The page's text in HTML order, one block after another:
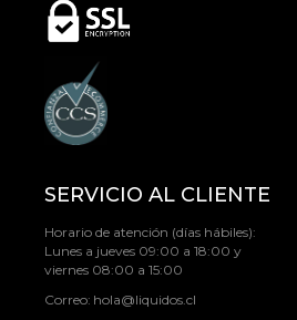
SERVICIO AL CLIENTE
Horario de atención (días hábiles):
Lunes a jueves 09:00 a 18:00 y
viernes 08:00 a 15:00
Correo: hola@liquidos.cl